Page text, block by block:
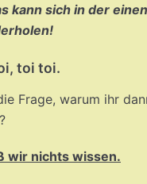
kann sich in der
toi toi.
Frage, warum ihr
wir nichts wissen.